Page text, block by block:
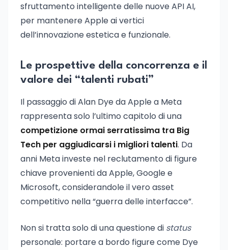
sfruttamento intelligente delle nuove API AI,
per mantenere Apple ai vertici
dell’innovazione estetica e funzionale.
Le prospettive della concorrenza e il
valore dei “talenti rubati”
Il passaggio di Alan Dye da Apple a Meta
rappresenta solo l’ultimo capitolo di una
competizione ormai serratissima tra Big
Tech per aggiudicarsi i migliori talenti. Da
anni Meta investe nel reclutamento di figure
chiave provenienti da Apple, Google e
Microsoft, considerandole il vero asset
competitivo nella “guerra delle interfacce”.
Non si tratta solo di una questione di status
personale: portare a bordo figure come Dye